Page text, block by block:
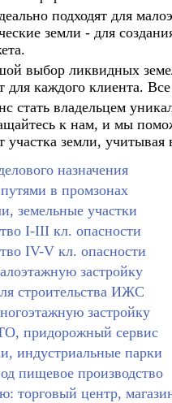
подходят для
земли - для
выбор ликвидных
для каждого клиента.
стать владельцем
к нам, и мы
участка земли,
назначения
в промзонах
земельные участки
I-III кл. опасности
IV-V кл. опасности
застройку
строительства ИЖС
застройку
придорожный сервис
индустриальные парки
пищевое производство
торговый центр,